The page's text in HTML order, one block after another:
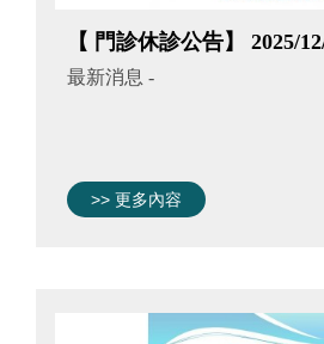
最新消息 -
>> 更多內容